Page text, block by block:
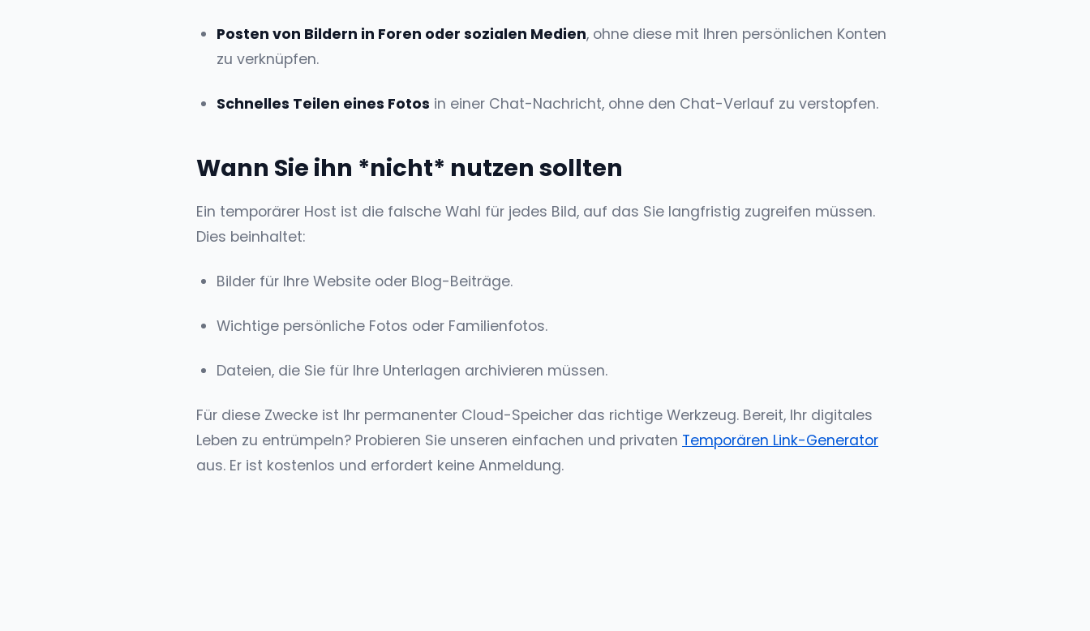
Posten von Bildern in Foren oder sozialen Medien, ohne diese mit Ihren persönlichen Konten
zu verknüpfen.
Schnelles Teilen eines Fotos in einer Chat-Nachricht, ohne den Chat-Verlauf zu verstopfen.
Wann Sie ihn *nicht* nutzen sollten
Ein temporärer Host ist die falsche Wahl für jedes Bild, auf das Sie langfristig zugreifen müssen.
Dies beinhaltet:
Bilder für Ihre Website oder Blog-Beiträge.
Wichtige persönliche Fotos oder Familienfotos.
Dateien, die Sie für Ihre Unterlagen archivieren müssen.
Für diese Zwecke ist Ihr permanenter Cloud-Speicher das richtige Werkzeug. Bereit, Ihr digitales
Leben zu entrümpeln? Probieren Sie unseren einfachen und privaten Temporären Link-Generator
aus. Er ist kostenlos und erfordert keine Anmeldung.